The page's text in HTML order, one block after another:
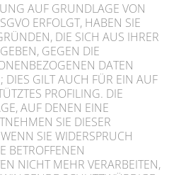
AUF GRUNDLAGE VON
ERFOLGT, HABEN SIE
DIE SICH AUS IHRER
GEGEN DIE
DATEN
DIES GILT AUCH FÜR EIN AUF
PROFILING. DIE
AUF DENEN EINE
SIE DIESER
SIE WIDERSPRUCH
BETROFFENEN
NICHT MEHR VERARBEITEN,